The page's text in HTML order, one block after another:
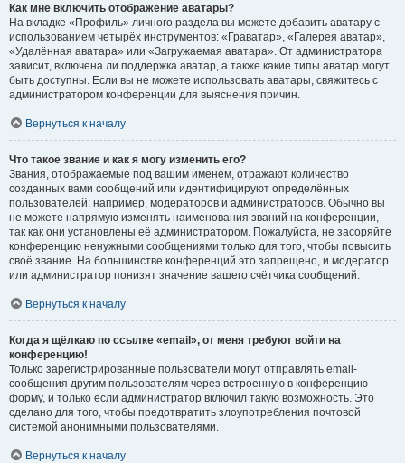
Как мне включить отображение аватары?
На вкладке «Профиль» личного раздела вы можете добавить аватару с
использованием четырёх инструментов: «Граватар», «Галерея аватар»,
«Удалённая аватара» или «Загружаемая аватара». От администратора
зависит, включена ли поддержка аватар, а также какие типы аватар могут
быть доступны. Если вы не можете использовать аватары, свяжитесь с
администратором конференции для выяснения причин.
Вернуться к началу
Что такое звание и как я могу изменить его?
Звания, отображаемые под вашим именем, отражают количество
созданных вами сообщений или идентифицируют определённых
пользователей: например, модераторов и администраторов. Обычно вы
не можете напрямую изменять наименования званий на конференции,
так как они установлены её администратором. Пожалуйста, не засоряйте
конференцию ненужными сообщениями только для того, чтобы повысить
своё звание. На большинстве конференций это запрещено, и модератор
или администратор понизят значение вашего счётчика сообщений.
Вернуться к началу
Когда я щёлкаю по ссылке «email», от меня требуют войти на
конференцию!
Только зарегистрированные пользователи могут отправлять email-
сообщения другим пользователям через встроенную в конференцию
форму, и только если администратор включил такую возможность. Это
сделано для того, чтобы предотвратить злоупотребления почтовой
системой анонимными пользователями.
Вернуться к началу